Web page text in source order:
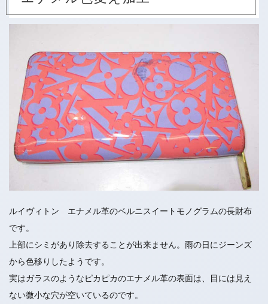
ルイヴィトン エナメル革のベルニスイートモノグラムの長財布
です。
上部にシミがあり除去することが出来ません。雨の日にジーンズ
から色移りしたようです。
実はガラスのようなピカピカのエナメル革の表面は、目には見え
ない微小な穴が空いているのです。